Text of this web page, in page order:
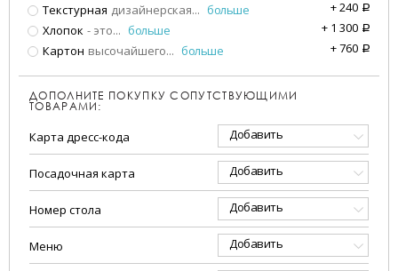
Текстурная дизайнерская... больше +240 a
Хлопок - это... больше + 1 300 a
Картон высочайшего... больше +760 a
ДОПОЛНИТЕ ПОКУПКУ СОПУТСТВУЮЩИМИ
ТОВАРАМИ:
Карта дресс-кода Добавить
Посадочная карта Добавить
Номер стола Добавить
Меню Добавить